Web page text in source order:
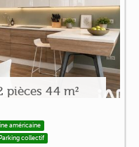
pièces 44 m²
américaine
Parking collectif